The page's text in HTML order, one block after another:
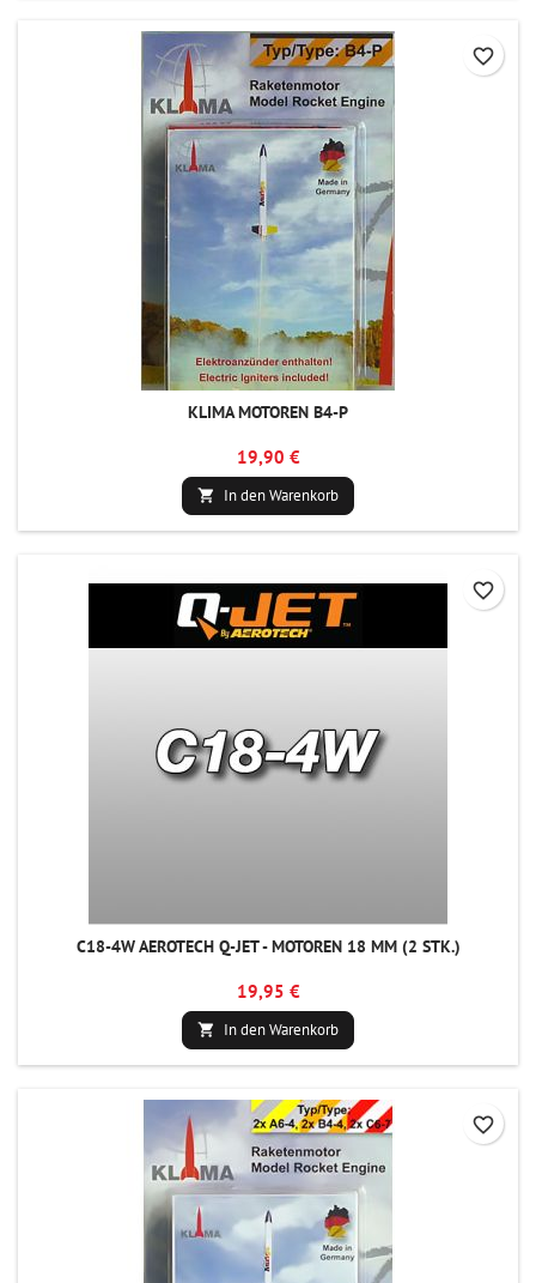
KLIMA MOTOREN B4-P
19,90 €
 In den Warenkorb
favorite_border
C18-4W AEROTECH Q-JET - MOTOREN 18 MM (2 STK.)
19,95 €
 In den Warenkorb
favorite_border
favorite_border